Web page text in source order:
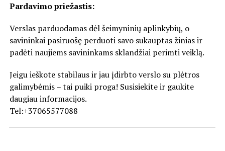
Pardavimo priežastis:
Verslas parduodamas dėl šeimyninių aplinkybių, o
savininkai pasiruošę perduoti savo sukauptas žinias ir
padėti naujiems savininkams sklandžiai perimti veiklą.
Jeigu ieškote stabilaus ir jau įdirbto verslo su plėtros
galimybėmis – tai puiki proga! Susisiekite ir gaukite
daugiau informacijos.
Tel:+37065577088